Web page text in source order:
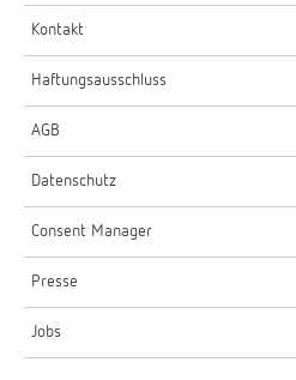
Kontakt
Haftungsausschluss
AGB
Datenschutz
Consent Manager
Presse
Jobs